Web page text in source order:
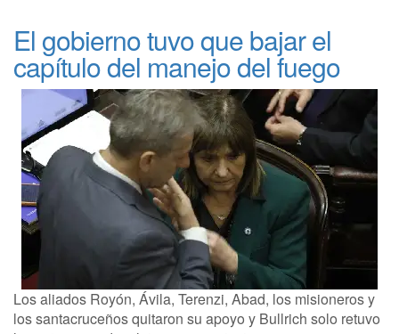
El gobierno tuvo que bajar el
capítulo del manejo del fuego
Los aliados Royón, Ávila, Terenzi, Abad, los misioneros y
los santacruceños quitaron su apoyo y Bullrich solo retuvo